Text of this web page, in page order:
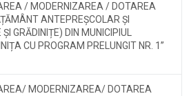
/ MODERNIZAREA / DOTAREA
ANTEPREȘCOLAR ȘI
GRĂDINIȚE) DIN MUNICIPIUL
CU PROGRAM PRELUNGIT NR. 1”
MODERNIZAREA/ DOTAREA